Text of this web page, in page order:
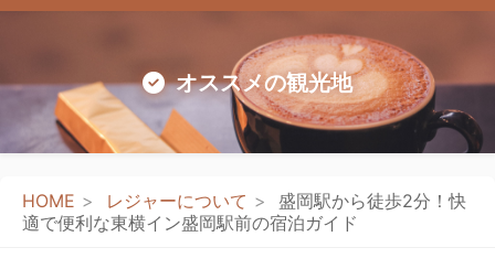
オススメの観光地
HOME レジャーについて
盛岡駅から徒歩2分！快
適で便利な東横イン盛岡駅前の宿泊ガイド